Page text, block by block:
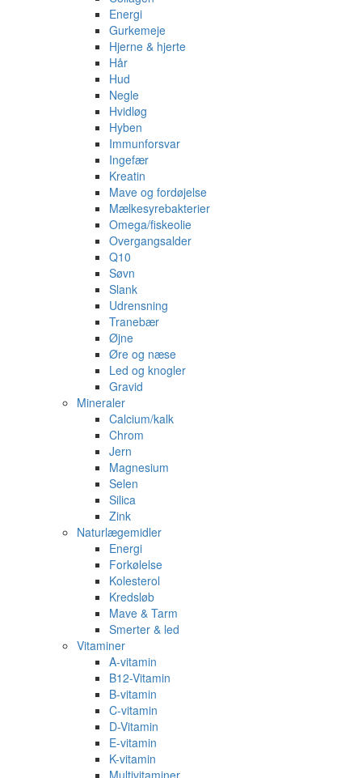
Energi
Gurkemeje
Hjerne & hjerte
Hår
Hud
Negle
Hvidløg
Hyben
Immunforsvar
Ingefær
Kreatin
Mave og fordøjelse
Mælkesyrebakterier
Omega/fiskeolie
Overgangsalder
Q10
Søvn
Slank
Udrensning
Tranebær
Øjne
Øre og næse
Led og knogler
Gravid
Mineraler
Calcium/kalk
Chrom
Jern
Magnesium
Selen
Silica
Zink
Naturlægemidler
Energi
Forkølelse
Kolesterol
Kredsløb
Mave & Tarm
Smerter & led
Vitaminer
A-vitamin
B12-Vitamin
B-vitamin
C-vitamin
D-Vitamin
E-vitamin
K-vitamin
Multivitaminer